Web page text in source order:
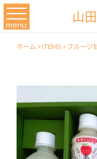
山
menu
ホーム>ITEMS>フルー